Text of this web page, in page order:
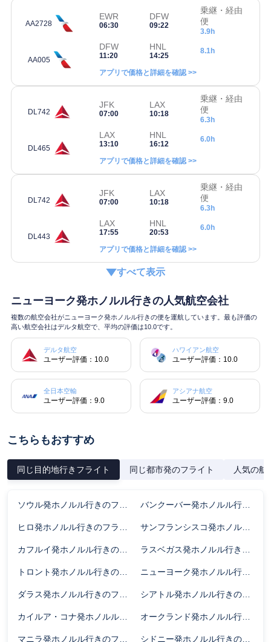
AA2728
EWR
06:30
DFW
09:22
乗継・経由
便
3.9h
AA005
DFW
11:20
HNL
14:25
8.1h
アプリで価格と詳細を確認 >>
DL742
JFK
07:00
LAX
10:18
乗継・経由
便
6.3h
DL465
LAX
13:10
HNL
16:12
6.0h
アプリで価格と詳細を確認 >>
DL742
JFK
07:00
LAX
10:18
乗継・経由
便
6.3h
DL443
LAX
17:55
HNL
20:53
6.0h
アプリで価格と詳細を確認 >>
すべて表示
ニューヨーク発ホノルル行きの人気航空会社
複数の航空会社がニューヨーク発ホノルル行きの便を運航しています。最も評価の
高い航空会社はデルタ航空で、平均の評価は10.0です。
デルタ航空
ユーザー評価：10.0
ハワイアン航空
ユーザー評価：10.0
全日本空輸
ユーザー評価：9.0
アシアナ航空
ユーザー評価：9.0
こちらもおすすめ
同じ目的地行きフライト 同じ都市発のフライト 人気の航